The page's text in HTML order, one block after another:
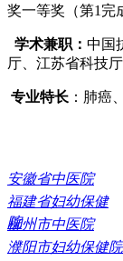
奖一等奖（第1完
学术兼职： 中国
厅、江苏省科技
专业特长 ：肺癌
安徽省中医院
福建省妇幼保健
院
柳州市中医院
濮阳市妇幼保健院